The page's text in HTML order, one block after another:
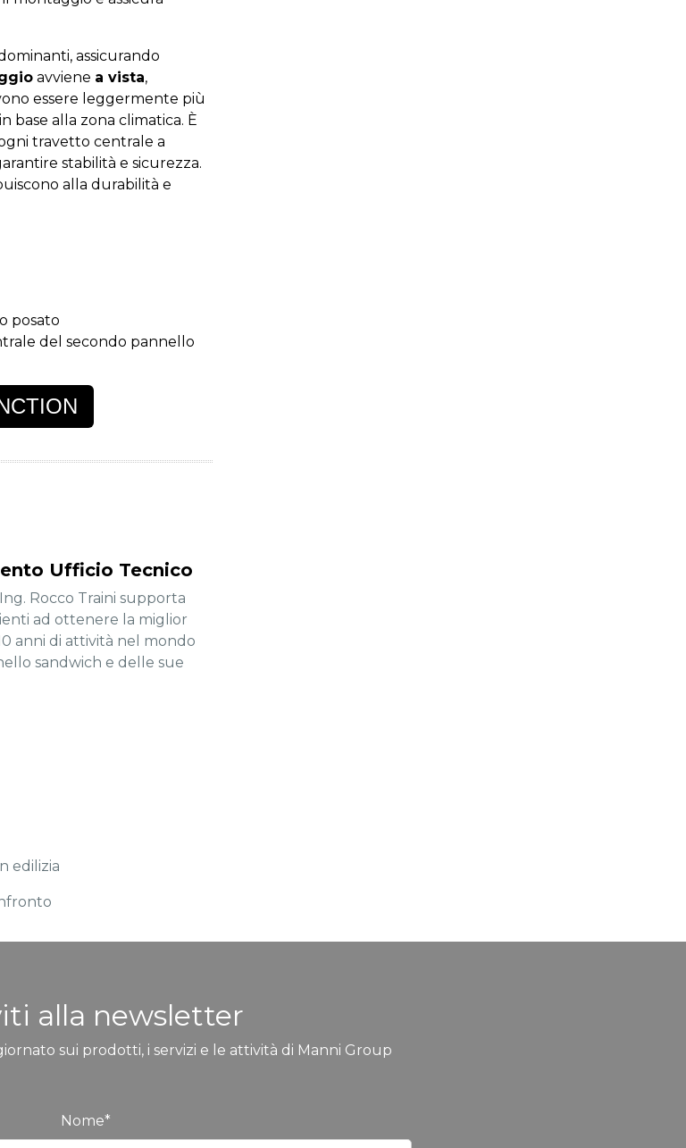
assicurando
avviene a vista,
essere leggermente più
base alla zona climatica. È
travetto centrale a
stabilità e sicurezza.
alla durabilità e
posato
del secondo pannello
Ufficio Tecnico
Rocco Traini supporta
ad ottenere la miglior
anni di attività nel mondo
sandwich e delle sue
edilizia
alla newsletter
sui prodotti, i servizi e le attività di Manni Group
Nome*